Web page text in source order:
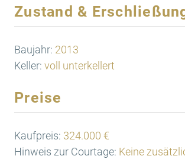
Zustand &
Baujahr: 2013
Keller: voll unterkellert
Preise
Kaufpreis: 324.000 €
Hinweis zur Courtage: Keine